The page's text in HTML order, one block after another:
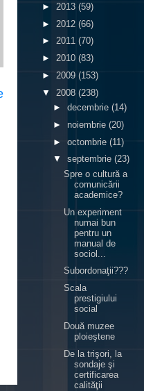
► 2013 (59)
► 2012 (66)
► 2011 (70)
► 2010 (83)
► 2009 (153)
▼ 2008 (238)
► decembrie (14)
► noiembrie (20)
► octombrie (11)
▼ septembrie (23)
Spre o cultură a
comunicării
academice?
Un experiment
numai bun
pentru un
manual de
sociol...
Subordonaţii???
Scala
prestigiului
social
Două muzee
ploieştene
De la trişori, la
sondaje şi
certificarea
calităţii